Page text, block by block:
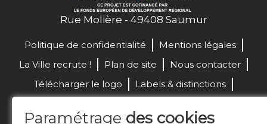
Paramétrage des cookies
Rue Molière - 49408 Saumur
Politique de confidentialité
Mentions légales
La Ville recrute !
Plan de site
Nous contacter
Télécharger le logo
Labels & distinctions